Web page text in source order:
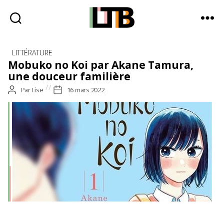
Bag
-
Média
quotidienne
Catégories
LITTÉRATURE
Mobuko no Koi par Akane Tamura,
une douceur familière
Auteur
de
l’article
ParLise
Date
de
l’article
16 mars 2022